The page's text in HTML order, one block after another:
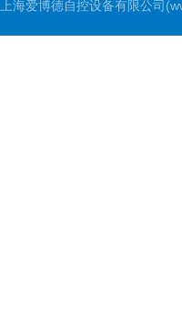
上海爱博德自控设备有限公司